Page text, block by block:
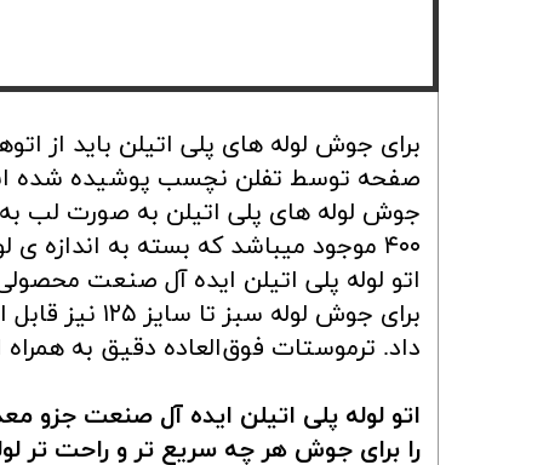
برای جوش لوله های پلی اتیلن باید از
صفحه توسط تفلن نچسب پوشیده شده
۴۰۰ موجود میباشد که بسته به اندازه ی لوله ی مورد استفاده باید انتخاب شود.
اتو لوله پلی اتیلن ایده آل صنعت
برای جوش
داد. ترموستات فوق‌العاده دقیق به همراه
اتو لوله پلی اتیلن ایده آل صنعت
را برای جوش هر چه سریع تر و راحت تر